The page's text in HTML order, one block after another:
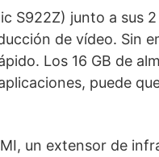
S922Z) junto a sus
de vídeo. Sin
Los 16 GB de
puede
un extensor de